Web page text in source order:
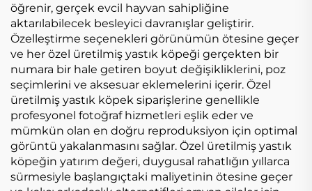
öğrenir, gerçek evcil hayvan sahipliğine
aktarılabilecek besleyici davranışlar geliştirir.
Özelleştirme seçenekleri görünümün ötesine geçer
ve her özel üretilmiş yastık köpeği gerçekten bir
numara bir hale getiren boyut değişikliklerini, poz
seçimlerini ve aksesuar eklemelerini içerir. Özel
üretilmiş yastık köpek siparişlerine genellikle
profesyonel fotoğraf hizmetleri eşlik eder ve
mümkün olan en doğru reproduksiyon için optimal
görüntü yakalanmasını sağlar. Özel üretilmiş yastık
köpeğin yatırım değeri, duygusal rahatlığın yıllarca
sürmesiyle başlangıçtaki maliyetinin ötesine geçer